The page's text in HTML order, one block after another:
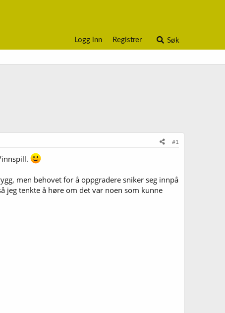
Logg inn Registrer Søk
#1
men behovet for å oppgradere sniker seg innpå
jeg tenkte å høre om det var noen som kunne